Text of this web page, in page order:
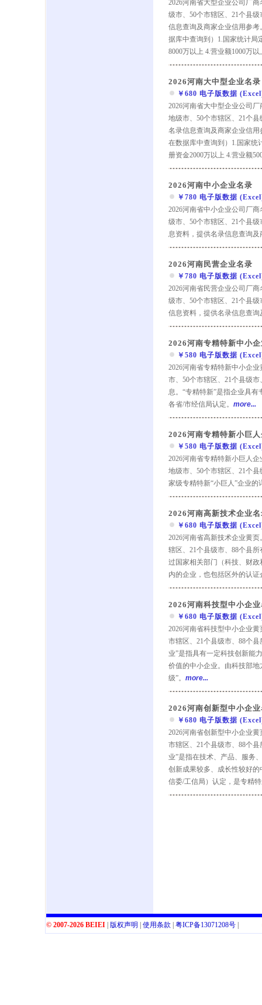
2026河南省大型企业公司厂
级市、50个市辖区、21个县
信息查询及商家企业信用参
据库中查询到）1.国家统计局
8000万以上 4.营业额1000万
2026河南大中型企业名录
￥680 电子版数据
2026河南省大中型企业公司
地级市、50个市辖区、21个
名录信息查询及商家企业信
在数据库中查询到）1.国家统
册资金2000万以上 4.营业额
2026河南中小企业名录
￥780 电子版数据
2026河南省中小企业公司厂
级市、50个市辖区、21个县
息资料，提供名录信息查询
2026河南民营企业名录
￥780 电子版数据
2026河南省民营企业公司厂
级市、50个市辖区、21个县
信息资料，提供名录信息查
2026河南专精特新中小
￥580 电子版数据
2026河南省专精特新中小企
市、50个市辖区、21个县级
息。“专精特新”是指企业具
各省/市经信局认定。 more...
2026河南专精特新小巨
￥580 电子版数据
2026河南省专精特新小巨人
地级市、50个市辖区、21个
家级专精特新“小巨人”企业的
2026河南高新技术企业名
￥680 电子版数据
2026河南省高新技术企业黄
辖区、21个县级市、88个县
过国家相关部门（科技、财
内的企业，也包括区外的认证
2026河南科技型中小企
￥680 电子版数据
2026河南省科技型中小企业
市辖区、21个县级市、88个
业”是指具有一定科技创新能
价值的中小企业。由科技部
级”。 more...
2026河南创新型中小企
￥680 电子版数据
2026河南省创新型中小企业
市辖区、21个县级市、88个
业”是指在技术、产品、服务
创新成果较多、成长性较好
信委/工信局）认定，是专精
© 2007-2026 BEIEI| 版权声明 使用条款 粤ICP备13071208号|